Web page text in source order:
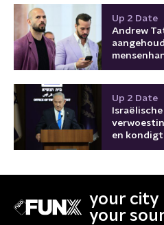
Up 2 Date
Andrew
Up 2 Date
en
your city
your